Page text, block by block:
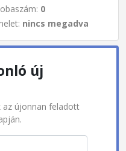
0
nincs megadva
új
az újonnan feladott